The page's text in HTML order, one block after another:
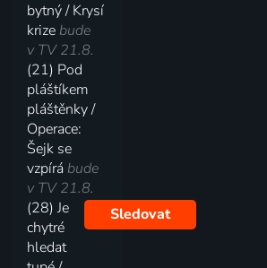
bytný / Krysí
krizebude
v TV 21.8.
(21) Pod
pláštíkem
pláštěnky /
Operace:
Šejk se
vzpírábude
v TV 21.8.
(28) Je
chytré
hledat
Sledovat